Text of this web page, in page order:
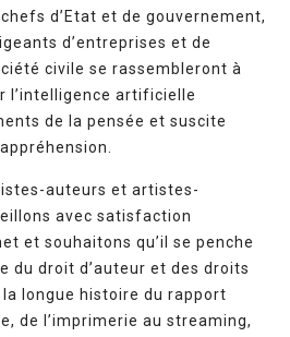
d’Etat et de gouvernement,
d’entreprises et de
civile se rassembleront à
l’intelligence artificielle
de la pensée et suscite
auteurs et artistes-
avec satisfaction
et souhaitons qu’il se penche
du droit d’auteur et des droits
longue histoire du rapport
de l’imprimerie au streaming,